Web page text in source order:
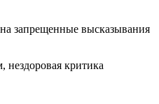
запрещенные высказывания
нездоровая критика